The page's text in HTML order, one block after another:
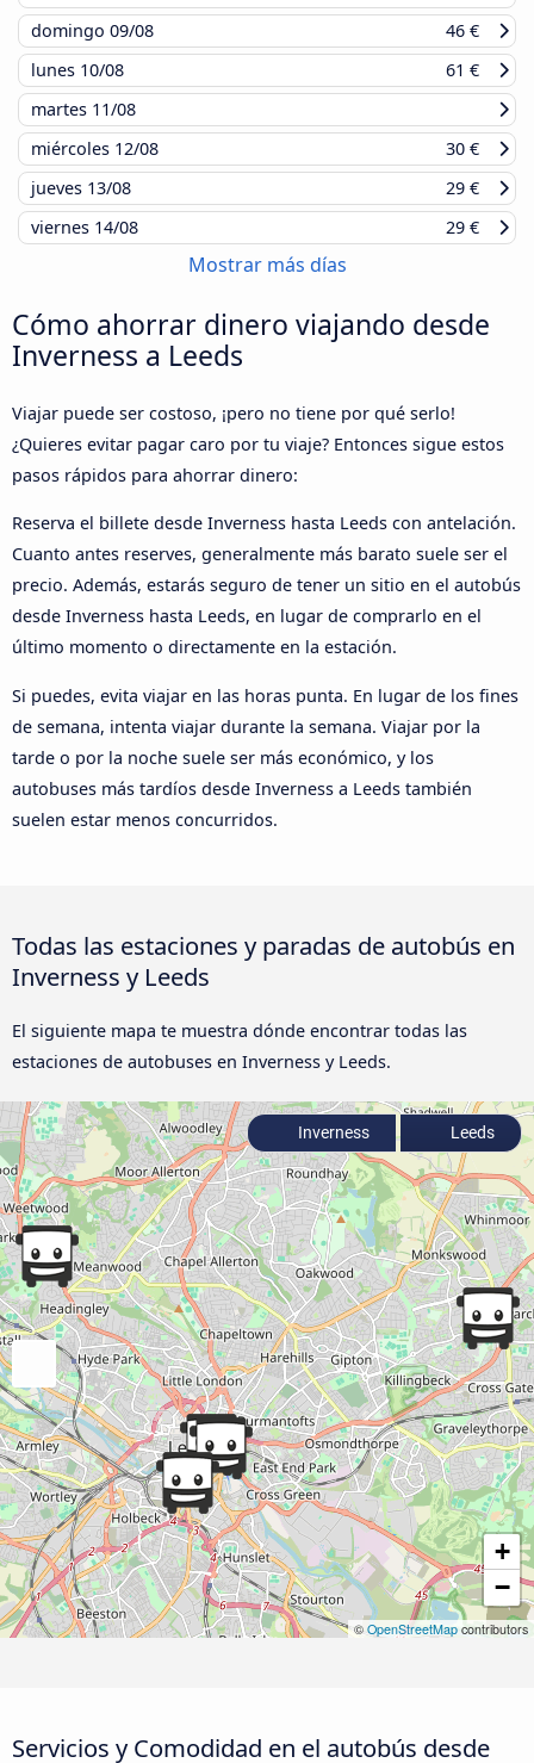
domingo 09/08
46 €
lunes 10/08
61 €
martes 11/08
miércoles 12/08
30 €
jueves 13/08
29 €
viernes 14/08 29 €
Mostrar más días
Cómo ahorrar dinero viajando desde
Inverness a Leeds
Viajar puede ser costoso, ¡pero no tiene por qué serlo!
¿Quieres evitar pagar caro por tu viaje? Entonces sigue estos
pasos rápidos para ahorrar dinero:
Reserva el billete desde Inverness hasta Leeds con antelación.
Cuanto antes reserves, generalmente más barato suele ser el
precio. Además, estarás seguro de tener un sitio en el autobús
desde Inverness hasta Leeds, en lugar de comprarlo en el
último momento o directamente en la estación.
Si puedes, evita viajar en las horas punta. En lugar de los fines
de semana, intenta viajar durante la semana. Viajar por la
tarde o por la noche suele ser más económico, y los
autobuses más tardíos desde Inverness a Leeds también
suelen estar menos concurridos.
Todas las estaciones y paradas de autobús en
Inverness y Leeds
El siguiente mapa te muestra dónde encontrar todas las
estaciones de autobuses en Inverness y Leeds.
+
−
© OpenStreetMap contributors
Inverness Leeds
Servicios y Comodidad en el autobús desde